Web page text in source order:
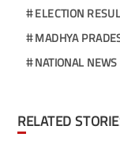
ELECTION
MADHYA
NATIONAL NEWS
RELATED